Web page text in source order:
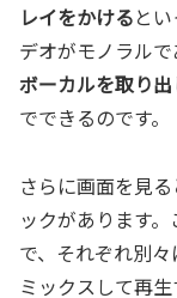
レイをかけると
デオがモノラル
ボーカルを取り
でできるのです。
さらに画面を見
ックがあります
で、それぞれ別
ミックスして再生